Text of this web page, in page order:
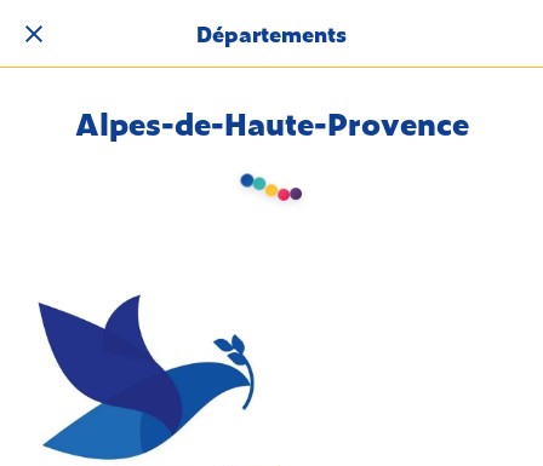
Départements
Alpes-de-Haute-Provence